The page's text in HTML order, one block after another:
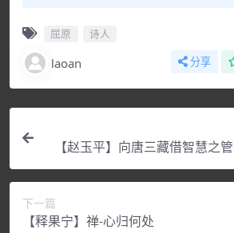
屈原 诗人
laoan 分享
【赵玉平】向唐三藏借智慧之
下一篇
【释果宁】禅-心归何处